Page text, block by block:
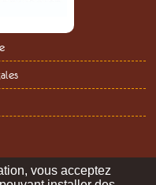
vous acceptez